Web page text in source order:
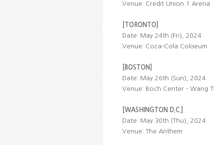
Venue: Credit Union 1 Arena
[TORONTO]
Date: May 24th (Fri), 2024
Venue: Coca-Cola Coliseum
[BOSTON]
Date: May 26th (Sun), 2024
Venue: Boch Center - Wang
[WASHINGTON D.C.]
Date: May 30th (Thu), 2024
Venue: The Anthem